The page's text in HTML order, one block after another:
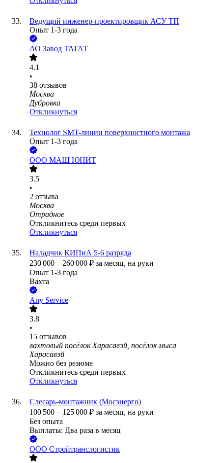
Ведущий инженер-проектировщик АСУ ТП
Опыт 1-3 года
АО Завод ТАГАТ
4.1
•
38 отзывов
Москва
Дубровка
Откликнуться
Технолог SMT-линии поверхностного монтажа
Опыт 1-3 года
ООО МАШ ЮНИТ
3.5
•
2 отзыва
Москва
Отрадное
Откликнитесь среди первых
Откликнуться
Наладчик КИПиА 5-6 разряда
230 000 – 260 000 ₽ за месяц, на руки
Опыт 1-3 года
Вахта
Any Service
3.8
•
15 отзывов
вахтовый посёлок Харасавэй, посёлок мыса
Харасавэй
Можно без резюме
Откликнитесь среди первых
Откликнуться
Слесарь-монтажник (Мосэнерго)
100 500 – 125 000 ₽ за месяц, на руки
Без опыта
Выплаты: Два раза в месяц
ООО Стройтранслогистик